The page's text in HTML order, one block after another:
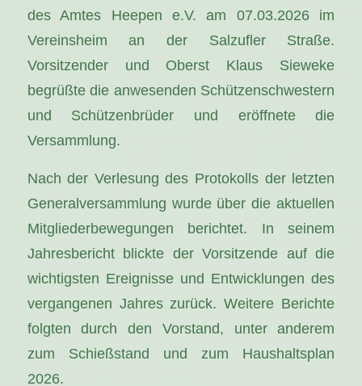
des Amtes Heepen e.V. am 07.03.2026 im
Vereinsheim an der Salzufler Straße.
Vorsitzender und Oberst Klaus Sieweke
begrüßte die anwesenden Schützenschwestern
und Schützenbrüder und eröffnete die
Versammlung.
Nach der Verlesung des Protokolls der letzten
Generalversammlung wurde über die aktuellen
Mitgliederbewegungen berichtet. In seinem
Jahresbericht blickte der Vorsitzende auf die
wichtigsten Ereignisse und Entwicklungen des
vergangenen Jahres zurück. Weitere Berichte
folgten durch den Vorstand, unter anderem
zum Schießstand und zum Haushaltsplan
2026.